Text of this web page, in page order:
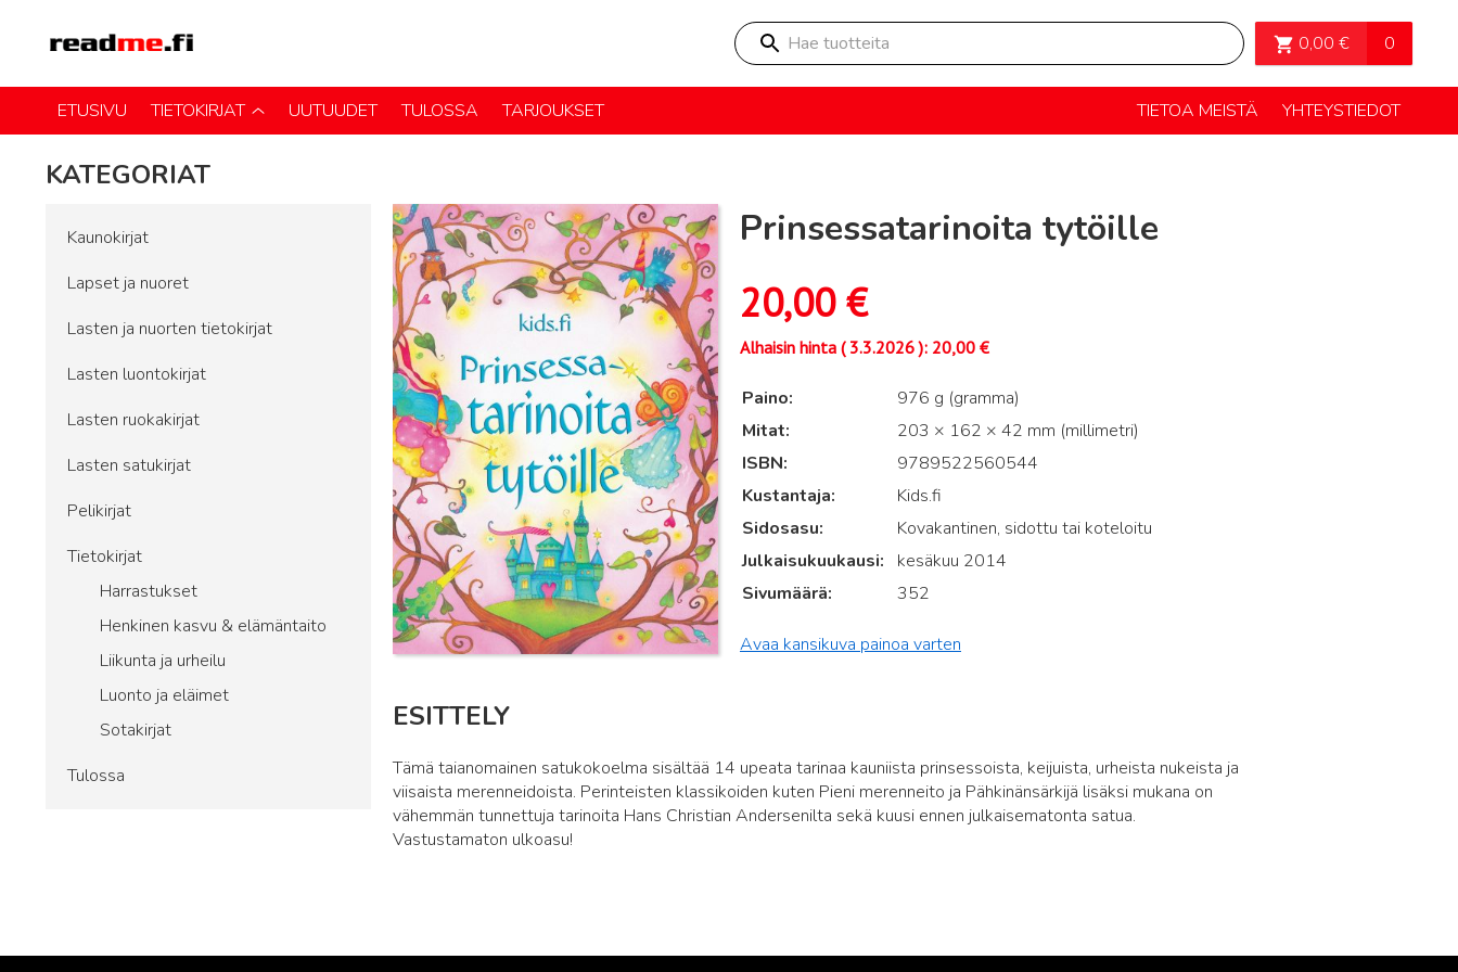
Hae tuotteita 0,00 € 0
OSTOSKORI>
ETUSIVU TIETOKIRJAT UUTUUDET TULOSSA TARJOUKSET TIETOA MEISTÄ YHTEYSTIEDOT
KATEGORIAT
Kaunokirjat
Lapset ja nuoret
Lasten ja nuorten tietokirjat
Lasten luontokirjat
Lasten ruokakirjat
Lasten satukirjat
Pelikirjat
Tietokirjat
Harrastukset
Henkinen kasvu & elämäntaito
Liikunta ja urheilu
Luonto ja eläimet
Sotakirjat
Tulossa
Prinsessatarinoita tytöille
20,00€
Alhaisin hinta (3.3.2026): 20,00 €
Paino
976 g (gramma)
Mitat
203 × 162 × 42 mm (millimetri)
ISBN
9789522560544
Kustantaja
Kids.fi
Sidosasu
Kovakantinen, sidottu tai koteloitu
Julkaisukuukausi
kesäkuu 2014
Sivumäärä
352
Avaa kansikuva painoa varten
ESITTELY
Tämä taianomainen satukokoelma sisältää 14 upeata tarinaa kauniista prinsessoista, keijuista, urheista nukeista ja
viisaista merenneidoista. Perinteisten klassikoiden kuten Pieni merenneito ja Pähkinänsärkijä lisäksi mukana on
vähemmän tunnettuja tarinoita Hans Christian Andersenilta sekä kuusi ennen julkaisematonta satua.
Vastustamaton ulkoasu!